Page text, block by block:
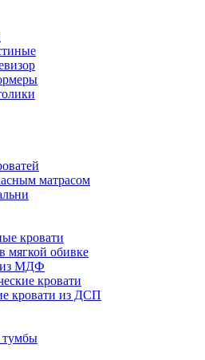
матрасом
кровати
мягкой обивке
из МДФ
кровати
кровати из ДСП
тумбы